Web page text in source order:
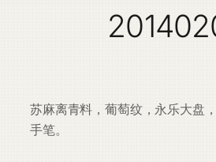
苏麻离青料，葡萄纹，永乐大盘
手笔。